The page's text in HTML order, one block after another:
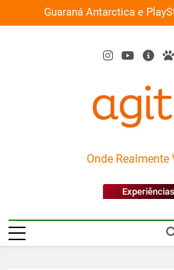
to
Guaraná Antarctica e
shopping em
Onde Realmente